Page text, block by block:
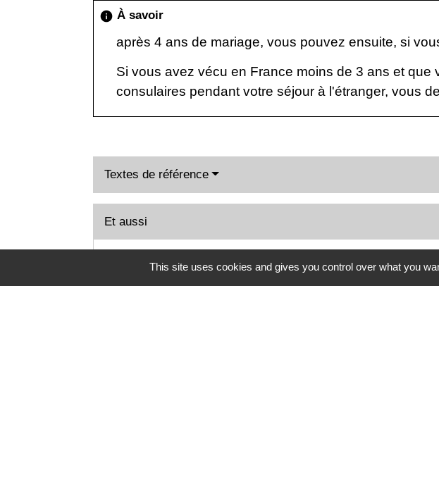
info À savoir
après 4 ans de mariage, vous pouvez ensuite, si
Si vous avez vécu en France moins de 3 ans et
consulaires pendant votre séjour à l'étranger, vous
Textes de référence
Et aussi
Étranger - EuropeThis site uses cookies and gives you control over what you